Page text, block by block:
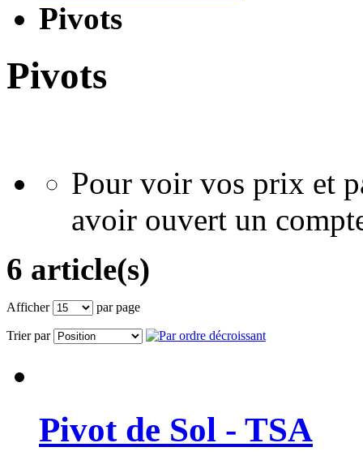
Pivots
Pivots
Pour voir vos prix et
avoir ouvert un
6 article(s)
Afficher par page
Trier par
Pivot de Sol - TSA